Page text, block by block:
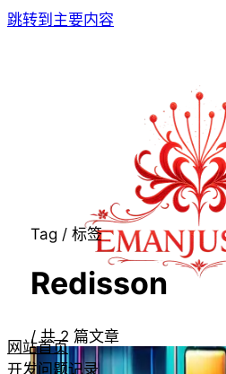
跳转到主要内容
网站首页
开发问题记录
Tag / 标签
Redisson
/共2 篇文章